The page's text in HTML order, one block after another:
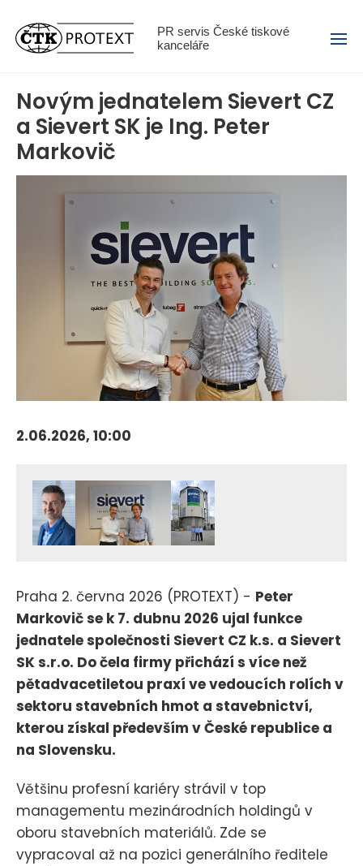
PR servis České tiskové
kanceláře
Menu
Novým jednatelem Sievert CZ
a Sievert SK je Ing. Peter
Markovič
2.06.2026, 10:00
Praha 2. června 2026 (PROTEXT) - Peter
Markovič se k 7. dubnu 2026 ujal funkce
jednatele společnosti Sievert CZ k.s. a Sievert
SK s.r.o. Do čela firmy přichází s více než
pětadvacetiletou praxí ve vedoucích rolích v
sektoru stavebních hmot a stavebnictví,
kterou získal především v České republice a
na Slovensku.
Většinu profesní kariéry strávil v top
managementu mezinárodních holdingů v
oboru stavebních materiálů. Zde se
vypracoval až na pozici generálního ředitele